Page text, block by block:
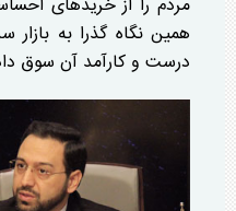
همین نگاه گذرا به
درست و کارآمد آن سوق